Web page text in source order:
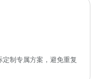
制专属方案，避免重复